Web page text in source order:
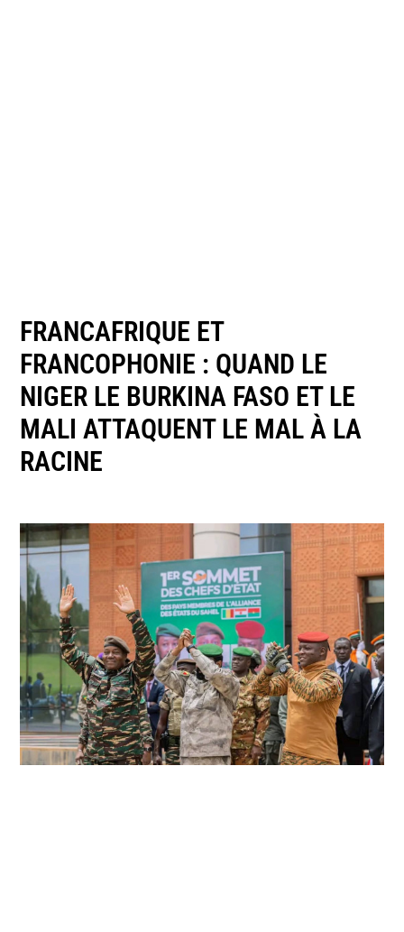
FRANCAFRIQUE ET
FRANCOPHONIE : QUAND LE
NIGER LE BURKINA FASO ET LE
MALI ATTAQUENT LE MAL À LA
RACINE